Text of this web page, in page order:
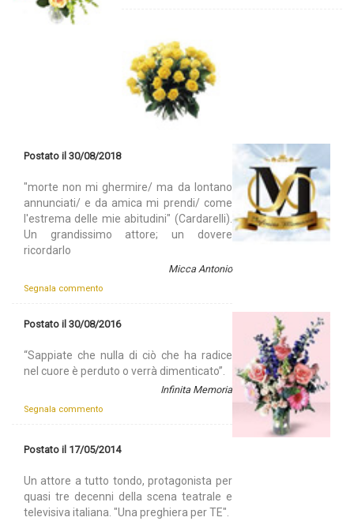
Postato il 30/08/2018
"morte non mi ghermire/ ma da lontano
annunciati/ e da amica mi prendi/ come
l'estrema delle mie abitudini" (Cardarelli).
Un grandissimo attore; un dovere
ricordarlo
Micca Antonio
Segnala commento
Postato il 30/08/2016
“Sappiate che nulla di ciò che ha radice
nel cuore è perduto o verrà dimenticato”.
Infinita Memoria
Segnala commento
Postato il 17/05/2014
Un attore a tutto tondo, protagonista per
quasi tre decenni della scena teatrale e
televisiva italiana. "Una preghiera per TE".